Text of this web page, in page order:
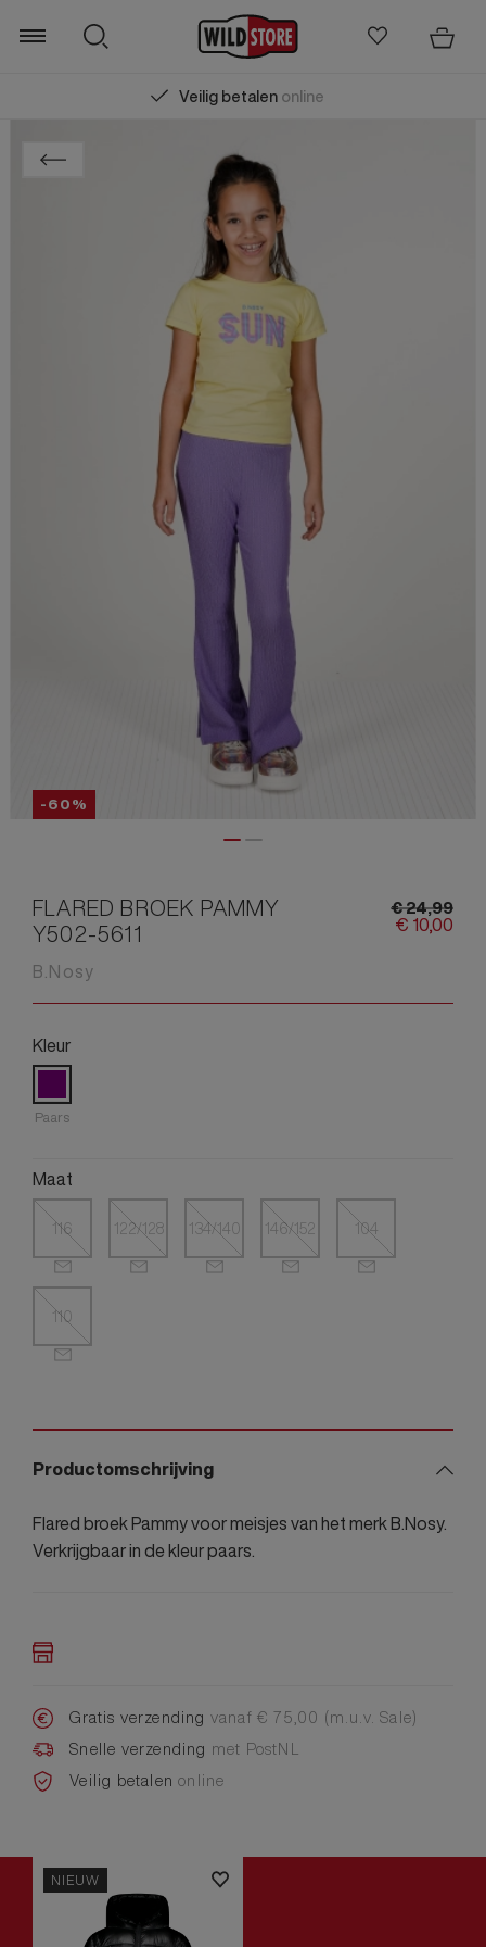
Veilig betalenonline
Zoeken
-60%
FLARED BROEK PAMMY
Y502-5611
B.Nosy
€24,99
€ 10,00
Kleur
Paars
Maat
116 122/128 134/140 146/152 104
110
Productomschrijving
Flared broek Pammy voor meisjes van het merk B.Nosy.
Verkrijgbaar in de kleur paars.
Gratis verzending vanaf € 75,00 (m.u.v. Sale)
Snelle verzending met PostNL
Veilig betalenonline
NIEUW